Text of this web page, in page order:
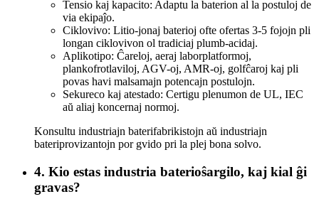
Tensio kaj kapacito: Adaptu la baterion al la postuloj de
via ekipaĵo.
Ciklovivo: Litio-jonaj baterioj ofte ofertas 3-5 fojojn pli
longan ciklovivon ol tradiciaj plumb-acidaj.
Aplikotipo: Ĉareloj, aeraj laborplatformoj,
plankofrotlaviloj, AGV-oj, AMR-oj, golfĉaroj kaj pli
povas havi malsamajn potencajn postulojn.
Sekureco kaj atestado: Certigu plenumon de UL, IEC
aŭ aliaj koncernaj normoj.
Konsultu industriajn baterifabrikistojn aŭ industriajn
bateriprovizantojn por gvido pri la plej bona solvo.
4. Kio estas industria baterioŝargilo, kaj kial ĝi
gravas?